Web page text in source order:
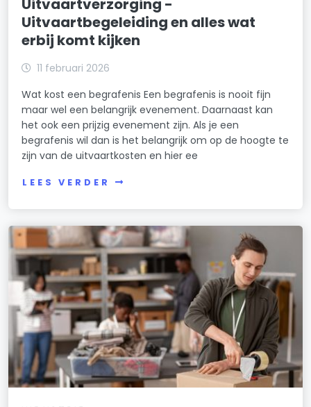
Uitvaartverzorging -
Uitvaartbegeleiding en alles wat
erbij komt kijken
11 februari 2026
Wat kost een begrafenis Een begrafenis is nooit fijn
maar wel een belangrijk evenement. Daarnaast kan
het ook een prijzig evenement zijn. Als je een
begrafenis wil dan is het belangrijk om op de hoogte te
zijn van de uitvaartkosten en hier ee
LEES VERDER